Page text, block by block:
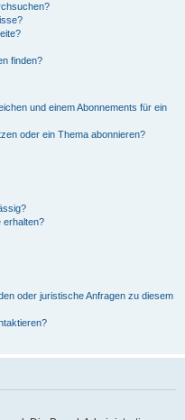
finden?
und einem Abonnements für ein
oder ein Thema abonnieren?
erhalten?
oder juristische Anfragen zu diesem